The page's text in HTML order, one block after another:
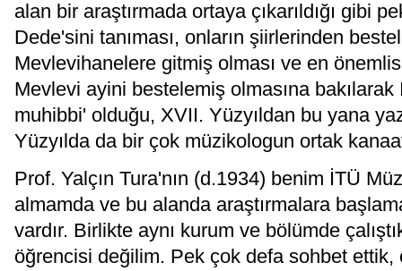
alan bir araştırmada ortaya çıkarıldığı gibi
Dede'sini tanıması, onların şiirlerinden
Mevlevihanelere gitmiş olması ve en
Mevlevi ayini bestelemiş olmasına
muhibbi' olduğu, XVII. Yüzyıldan bu yana
Yüzyılda da bir çok müzikologun ortak
Prof. Yalçın Tura'nın (d.1934) benim İTÜ
almamda ve bu alanda araştırmalara
vardır. Birlikte aynı kurum ve bölümde
öğrencisi değilim. Pek çok defa sohbet ettik,